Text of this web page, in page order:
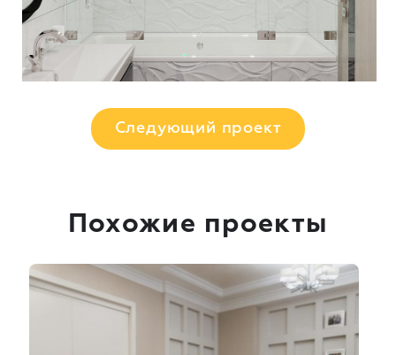
Следующий проект
Похожие проекты